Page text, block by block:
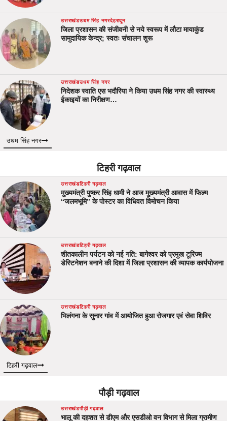
उत्तराखंडउधम सिंह नगरदेहरादून
जिला प्रशासन की संजीवनी से नये स्वरूप में लौटा मायाकुंड
सामुदायिक केन्द्र; स्वतः संचालन शुरू
उत्तराखंडउधम सिंह नगर
निदेशक स्वाति एस भदौरिया ने किया उधम सिंह नगर की स्वास्थ्य
ईकाइयों का निरीक्षण…
उधम सिंह नगर
टिहरी गढ़वाल
उत्तराखंडटिहरी गढ़वाल
मुख्यमंत्री पुष्कर सिंह धामी ने आज मुख्यमंत्री आवास में फिल्म
“जलमभूमि” के पोस्टर का विधिवत विमोचन किया
उत्तराखंडटिहरी गढ़वाल
शीतकालीन पर्यटन को नई गति: बागेश्वर को प्रमुख टूरिज्म
डेस्टिनेशन बनाने की दिशा में जिला प्रशासन की व्यापक कार्ययोजना
उत्तराखंडटिहरी गढ़वाल
भिलंगना के सुनार गांव में आयोजित हुआ रोजगार एवं सेवा शिविर
टिहरी गढ़वाल
पौड़ी गढ़वाल
उत्तराखंडपौड़ी गढ़वाल
भालू की दहशत से डीएम और एसडीओ वन विभाग से मिला ग्रामीण